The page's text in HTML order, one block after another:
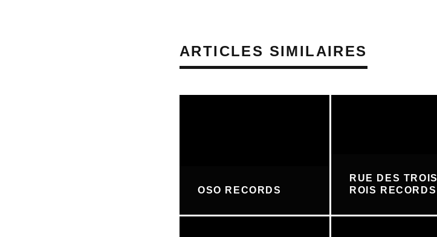
ARTICLES SIMILAIRES
OSO RECORDS
RUE DES TROIS
ROIS RECORDS